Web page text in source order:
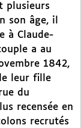
plusieurs
son âge, il
à Claude-
a au
1842,
leur fille
du
recensée en
recrutés